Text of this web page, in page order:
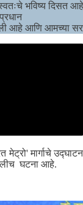
भविष्य दिसत
आहे आणि आमच्या
मार्गाचे
घटना आहे.